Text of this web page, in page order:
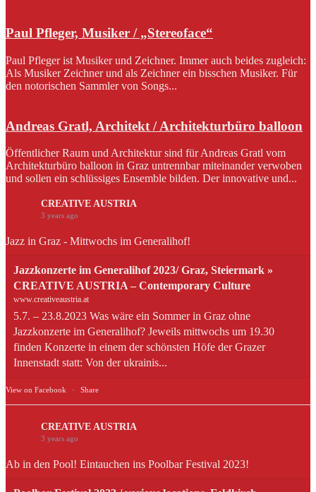
Paul Pfleger, Musiker / „Stereoface“
Paul Pfleger ist Musiker und Zeichner. Immer auch beides zugleich:
Als Musiker Zeichner und als Zeichner ein bisschen Musiker. Für
den notorischen Sammler von Songs...
Andreas Gratl, Architekt / Architekturbüro balloon
Öffentlicher Raum und Architektur sind für Andreas Gratl vom
Architekturbüro balloon in Graz untrennbar miteinander verwoben
und sollen ein schlüssiges Ensemble bilden. Der innovative und...
CREATIVE AUSTRIA
3 years ago
Jazz in Graz - Mittwochs im Generalihof!
Jazzkonzerte im Generalihof 2023/ Graz, Steiermark »
CREATIVE AUSTRIA – Contemporary Culture
www.creativeaustria.at
5.7. – 23.8.2023 Was wäre ein Sommer in Graz ohne
Jazzkonzerte im Generalihof? Jeweils mittwochs um 19.30
finden Konzerte in einem der schönsten Höfe der Grazer
Innenstadt statt: Von der ukrainis...
View on Facebook · Share
CREATIVE AUSTRIA
3 years ago
Ab in den Pool! Eintauchen ins Poolbar Festival 2023!